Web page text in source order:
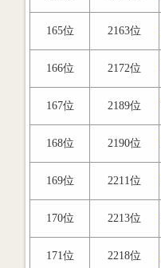
165位 2163位
166位 2172位
167位 2189位
168位 2190位
169位 2211位
170位 2213位
171位 2218位